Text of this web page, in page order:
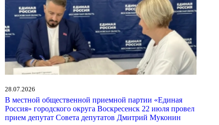
28.07.2026
В местной общественной приемной партии «Единая
Россия» городского округа Воскресенск 22 июля провел
прием депутат Совета депутатов Дмитрий Муконин